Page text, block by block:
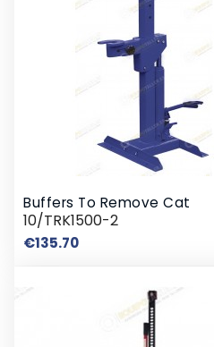
Buffers To Remove Cat
10/TRK1500-2
€135.70Price